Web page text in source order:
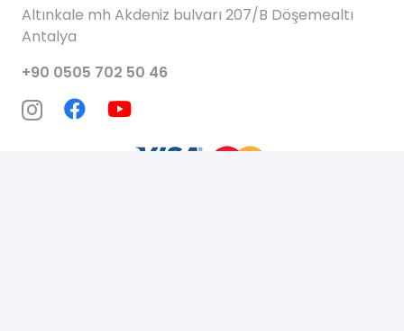
Altınkale mh Akdeniz bulvarı 207/B Döşemealtı
Antalya
+90 0505 702 50 46